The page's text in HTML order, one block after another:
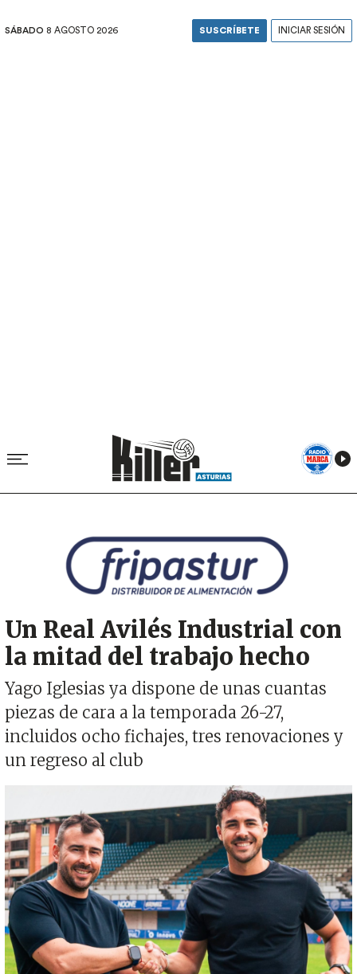
SÁBADO 8 AGOSTO 2026 SUSCRÍBETE INICIAR SESIÓN
Un Real Avilés Industrial con
la mitad del trabajo hecho
Yago Iglesias ya dispone de unas cuantas
piezas de cara a la temporada 26-27,
incluidos ocho fichajes, tres renovaciones y
un regreso al club